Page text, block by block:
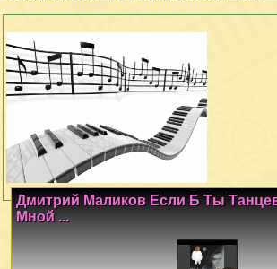
Дмитрий Маликов Если Б Ты
Мной ...